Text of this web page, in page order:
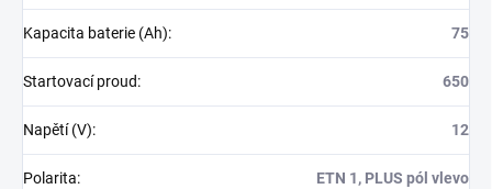
Kapacita baterie (Ah): 75
Startovací proud: 650
Napětí (V): 12
Polarita: ETN 1, PLUS pól vlevo